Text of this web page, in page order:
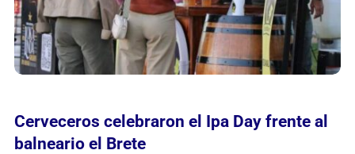
Cerveceros celebraron el Ipa Day frente al
balneario el Brete